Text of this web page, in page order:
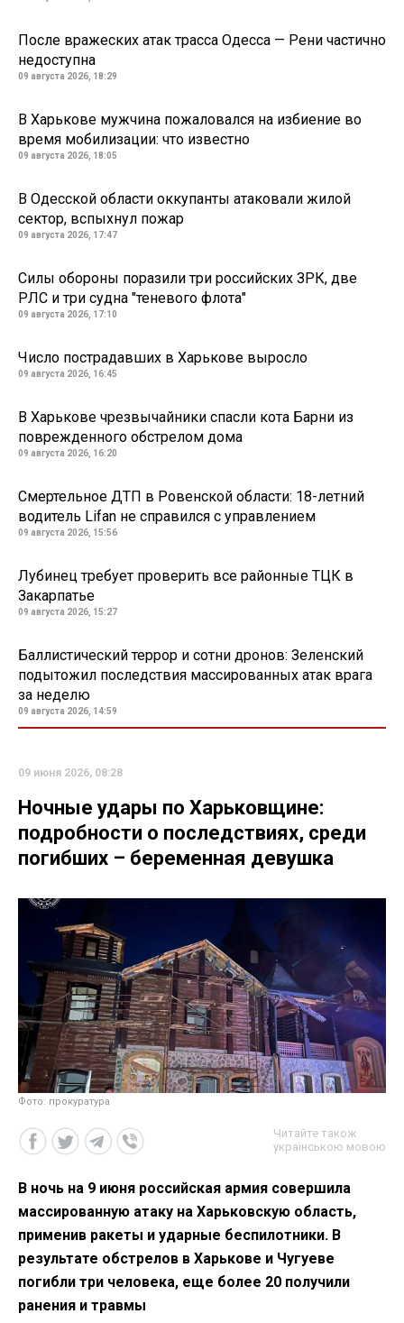
После вражеских атак трасса Одесса — Рени частично
недоступна
09 августа 2026, 18:29
В Харькове мужчина пожаловался на избиение во
время мобилизации: что известно
09 августа 2026, 18:05
В Одесской области оккупанты атаковали жилой
сектор, вспыхнул пожар
09 августа 2026, 17:47
Силы обороны поразили три российских ЗРК, две
РЛС и три судна "теневого флота"
09 августа 2026, 17:10
Число пострадавших в Харькове выросло
09 августа 2026, 16:45
В Харькове чрезвычайники спасли кота Барни из
поврежденного обстрелом дома
09 августа 2026, 16:20
Смертельное ДТП в Ровенской области: 18-летний
водитель Lifan не справился с управлением
09 августа 2026, 15:56
Лубинец требует проверить все районные ТЦК в
Закарпатье
09 августа 2026, 15:27
Баллистический террор и сотни дронов: Зеленский
подытожил последствия массированных атак врага
за неделю
09 августа 2026, 14:59
09 июня 2026, 08:28
Ночные удары по Харьковщине:
подробности о последствиях, среди
погибших – беременная девушка
Фото: прокуратура
Читайте також
українською мовою
В ночь на 9 июня российская армия совершила
массированную атаку на Харьковскую область,
применив ракеты и ударные беспилотники. В
результате обстрелов в Харькове и Чугуеве
погибли три человека, еще более 20 получили
ранения и травмы